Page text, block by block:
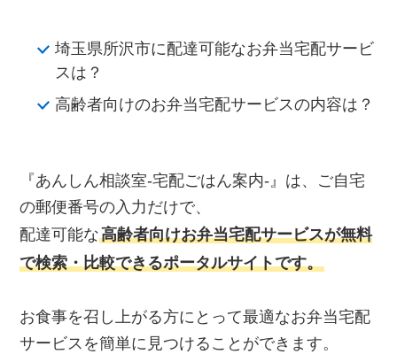
埼玉県所沢市に配達可能なお弁当宅配サービ
スは？
高齢者向けのお弁当宅配サービスの内容は？
『あんしん相談室‐宅配ごはん案内‐』は、ご自宅
の郵便番号の入力だけで、
配達可能な高齢者向けお弁当宅配サービスが無料
で検索・比較できるポータルサイトです。
お食事を召し上がる方にとって最適なお弁当宅配
サービスを簡単に見つけることができます。